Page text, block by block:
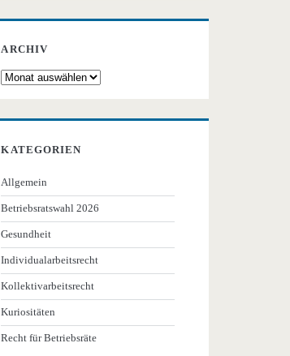
ARCHIV
Archiv
KATEGORIEN
Allgemein
Betriebsratswahl 2026
Gesundheit
Individualarbeitsrecht
Kollektivarbeitsrecht
Kuriositäten
Recht für Betriebsräte